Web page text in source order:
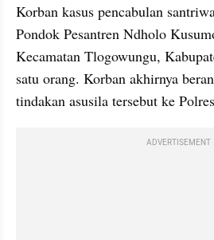
Korban kasus pencabulan
Pondok Pesantren Ndholo
Kecamatan Tlogowungu,
satu orang. Korban akhirnya
tindakan asusila tersebut ke
ADVERTISEMENT